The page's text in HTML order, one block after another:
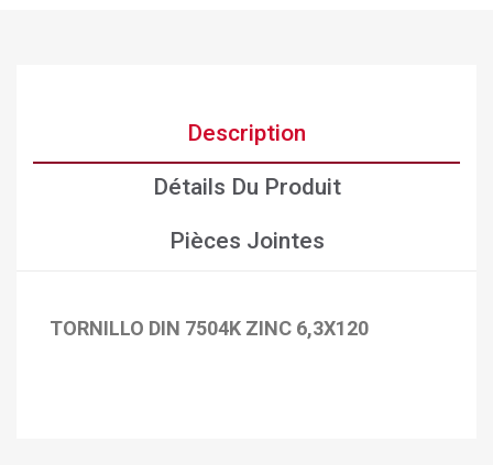
Description
Détails Du Produit
Pièces Jointes
TORNILLO DIN 7504K ZINC 6,3X120